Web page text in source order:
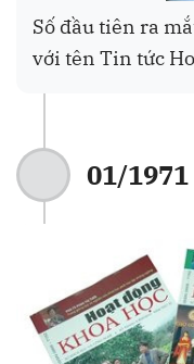
Số đầu tiên ra
với tên Tin tức
01/1971